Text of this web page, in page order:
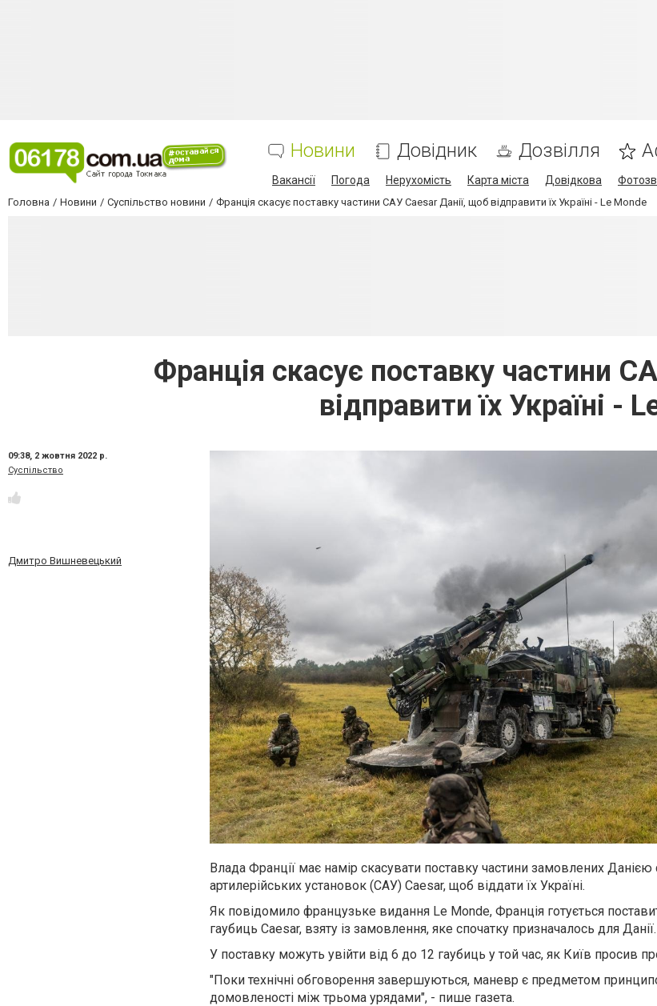
Новини Довідник Дозвілля
Вакансії Погода Нерухомість Карта міста Довідкова
Головна Новини Суспільство новини Франція скасує поставку частини САУ Caesar Данії, щоб відправити їх Україні - Le Monde
Франція скасує поставку частини
відправити їх Україні -
09:38, 2 жовтня 2022 р.
Суспільство
Дмитро Вишневецький
Влада Франції має намір скасувати поставку частини замовлених Данією
артилерійських установок (САУ) Caesar, щоб віддати їх Україні.
Як повідомило французьке видання Le Monde, Франція готується
гаубиць Caesar, взяту із замовлення, яке спочатку призначалось для Данії.
У поставку можуть увійти від 6 до 12 гаубиць у той час, як Київ просив
"Поки технічні обговорення завершуються, маневр є предметом
домовленості між трьома урядами", - пише газета.